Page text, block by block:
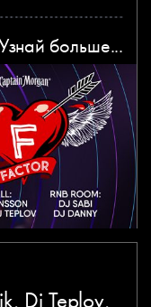
больше...
Dj Teplov,